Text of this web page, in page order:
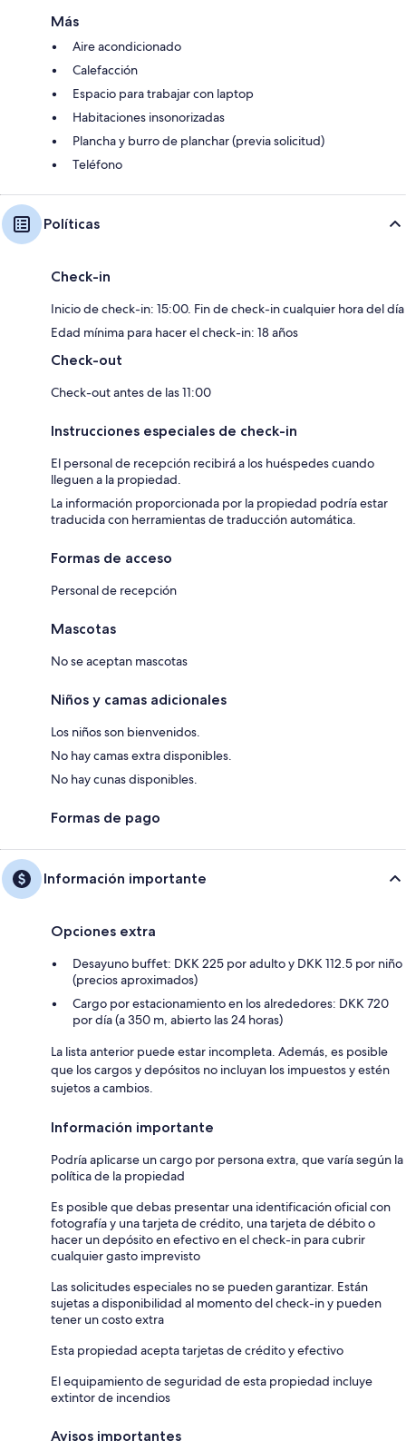
Más
Aire acondicionado
Calefacción
Espacio para trabajar con laptop
Habitaciones insonorizadas
Plancha y burro de planchar (previa solicitud)
Teléfono
Políticas
Check-in
Inicio de check-in: 15:00. Fin de check-in cualquier hora del día
Edad mínima para hacer el check-in: 18 años
Check-out
Check-out antes de las 11:00
Instrucciones especiales de check-in
El personal de recepción recibirá a los huéspedes cuando
lleguen a la propiedad.
La información proporcionada por la propiedad podría estar
traducida con herramientas de traducción automática.
Formas de acceso
Personal de recepción
Mascotas
No se aceptan mascotas
Niños y camas adicionales
Los niños son bienvenidos.
No hay camas extra disponibles.
No hay cunas disponibles.
Formas de pago
Información importante
Opciones extra
Desayuno buffet: DKK 225 por adulto y DKK 112.5 por niño
(precios aproximados)
Cargo por estacionamiento en los alrededores: DKK 720
por día (a 350 m, abierto las 24 horas)
La lista anterior puede estar incompleta. Además, es posible
que los cargos y depósitos no incluyan los impuestos y estén
sujetos a cambios.
Información importante
Podría aplicarse un cargo por persona extra, que varía según la
política de la propiedad
Es posible que debas presentar una identificación oficial con
fotografía y una tarjeta de crédito, una tarjeta de débito o
hacer un depósito en efectivo en el check-in para cubrir
cualquier gasto imprevisto
Las solicitudes especiales no se pueden garantizar. Están
sujetas a disponibilidad al momento del check-in y pueden
tener un costo extra
Esta propiedad acepta tarjetas de crédito y efectivo
El equipamiento de seguridad de esta propiedad incluye
extintor de incendios
Avisos importantes